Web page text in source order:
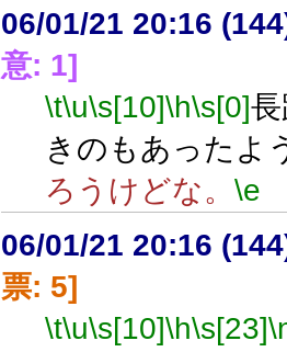
06/01/21 20:16
意: 1]
\t\u\s[10]\h\s[0]
きのもあったよ
ろうけどな。 \e
06/01/21 20:16
票: 5]
\t\u\s[10]\h\s[23]